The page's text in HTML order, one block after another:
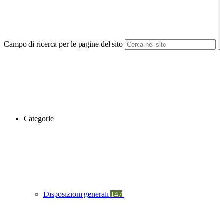
Campo di ricerca per le pagine del sito
Categorie
Disposizioni generali 147